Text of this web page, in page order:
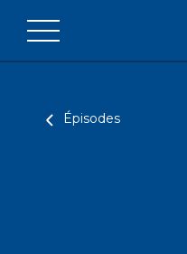
Épisodes